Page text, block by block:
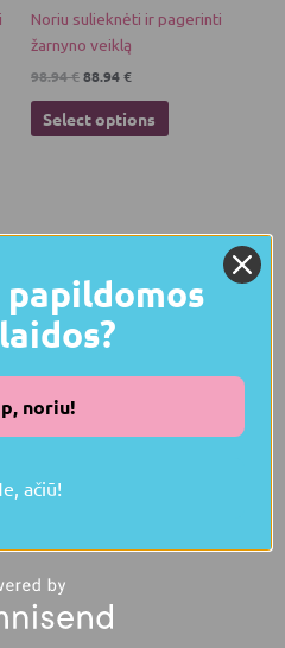
Noriu sulieknėti ir pagerinti
žarnyno veiklą
98.94€88.94€
Select options
product
noriu!
ačiū!